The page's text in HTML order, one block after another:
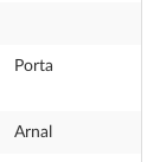
Porta
Arnal